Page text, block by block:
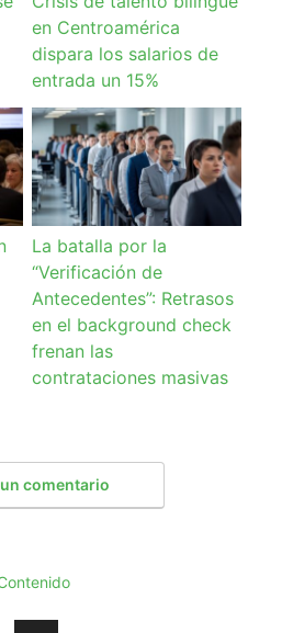
en Centroamérica
dispara los salarios de
entrada un 15%
La batalla por la
“Verificación de
Antecedentes”: Retrasos
en el background check
frenan las
contrataciones masivas
comentario